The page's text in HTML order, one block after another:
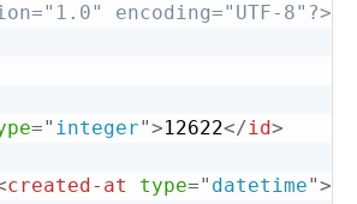
encoding="UTF-8"?>
=" integer">12622</id>
created-at type=" datetime">